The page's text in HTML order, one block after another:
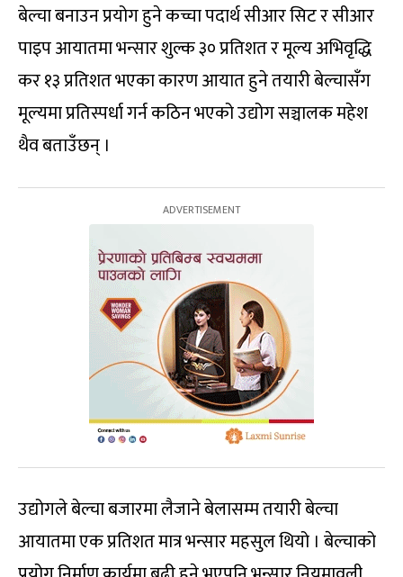
बेल्चा बनाउन प्रयोग हुने कच्चा पदार्थ सीआर सिट र सीआर
पाइप आयातमा भन्सार शुल्क ३० प्रतिशत र मूल्य अभिवृद्धि
कर १३ प्रतिशत भएका कारण आयात हुने तयारी बेल्चासँग
मूल्यमा प्रतिस्पर्धा गर्न कठिन भएको उद्योग सञ्चालक महेश
थैव बताउँछन् ।
उद्योगले बेल्चा बजारमा लैजाने बेलासम्म तयारी बेल्चा
आयातमा एक प्रतिशत मात्र भन्सार महसुल थियो । बेल्चाको